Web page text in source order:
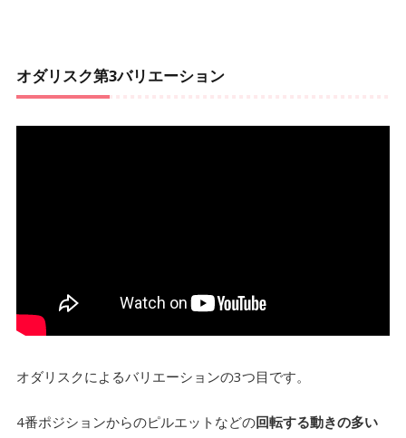
オダリスク第3バリエーション
オダリスクによるバリエーションの3つ目です。
4番ポジションからのピルエットなどの回転する動きの多い